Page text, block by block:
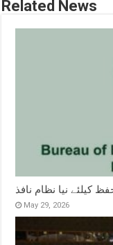
Related News
کیلئے نیا نظام نافذ
May 29, 2026